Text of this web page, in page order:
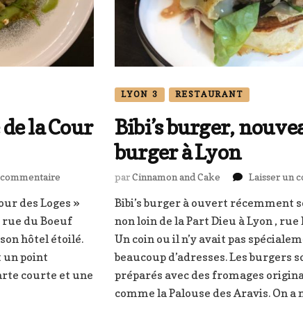
la Cour
sur
l’épicerie
de
la
Loges
des Loges »
du Boeuf
hôtel étoilé.
un point
courte et une
LYON 3 RESTAURANT
Bibi’s burger,
burger à Lyon
parCinnamon and Cake Laisser un
Bibi’s burger à ouvert récemment
non loin de la Part Dieu à Lyon , rue
Un coin ou il n’y avait pas
beaucoup d’adresses. Les burgers
préparés avec des fromages
comme la Palouse des Aravis. On a